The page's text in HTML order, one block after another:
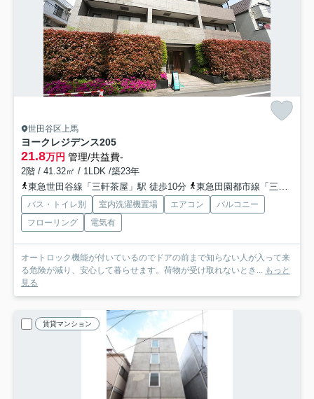
世田谷区上馬
ヨークレジデンス205
21.8万円 管理/共益費-
2階 / 41.32㎡ / 1LDK /築23年
東急世田谷線「三軒茶屋」駅 徒歩10分
東急田園都市線「三軒茶屋」駅 徒歩10分
バス・トイレ別 室内洗濯機置場 エアコン
バルコニー
フローリング
電気有
オートロック機能が付いているのでドアの前まで知らない人が入って来
る危険が減り、安心して暮らせます。荷物が受け取れないとき... もっと
見る
賃貸マンション